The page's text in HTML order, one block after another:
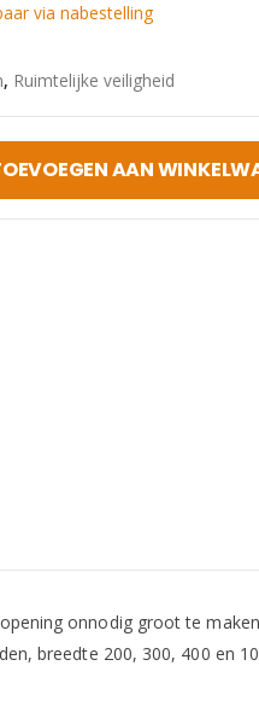
via nabestelling
, Ruimtelijke veiligheid
AAN
onnodig groot te
breedte 200, 300, 400 en